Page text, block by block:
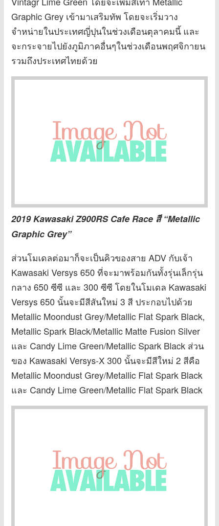
Graphic Grey เข้ามาเสริมทัพ โดยจะเริ่มวาง
จำหน่ายในประเทศญี่ปุนในช่วงเดือนตุลาคมนี้ และ
จะกระจายไปยังภูมิภาคอื่นๆในช่วงเดือนพฤศจิกายน
รวมถึงประเทศไทยด้วย
2019 Kawasaki Z900RS Cafe Race สี “Metallic
Graphic Grey”
ส่วนโมเดลต่อมาก็จะเป็นคิวของสาย ADV กับเจ้า
Kawasaki Versys 650 ที่จะมาพร้อมกันทั้งรุ่นเล็กรุ่น
กลาง 650 ซีซี และ 300 ซีซี โดยในโมเดล Kawasaki
Versys 650 นั้นจะมีสีสันใหม่ 3 สี ประกอบไปด้วย
Metallic Moondust Grey/Metallic Flat Spark Black,
Metallic Spark Black/Metallic Matte Fusion Silver
และ Candy Lime Green/Metallic Spark Black ส่วน
ของ Kawasaki Versys-X 300 นั้นจะมีสีใหม่ 2 สีคือ
Metallic Moondust Grey/Metallic Flat Spark Black
และ Candy Lime Green/Metallic Flat Spark Black